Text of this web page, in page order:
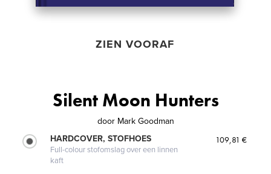
ZIEN VOORAF
Silent Moon Hunters
door Mark Goodman
HARDCOVER, STOFHOES
Full-colour stofomslag over een linnen
kaft
109,81 €